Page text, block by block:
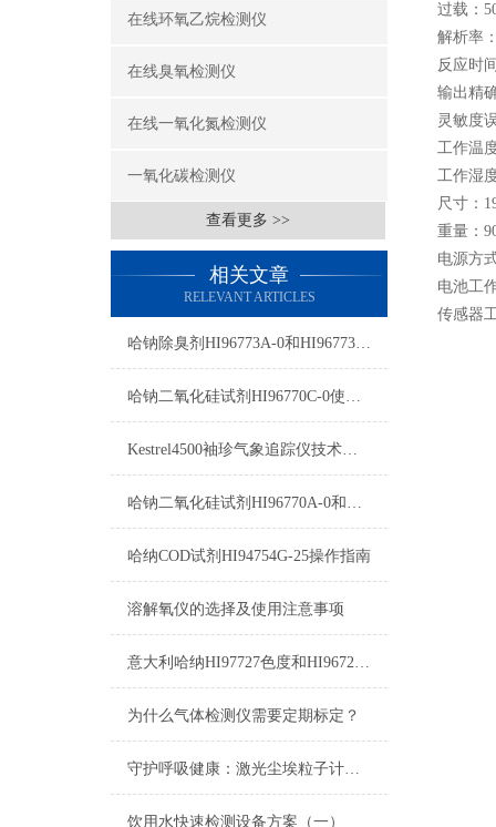
在线环氧乙烷检测仪
在线臭氧检测仪
在线一氧化氮检测仪
一氧化碳检测仪
查看更多 >>
相关文章
RELEVANT ARTICLES
哈钠除臭剂HI96773A-0和HI96773B-0使用方法
哈钠二氧化硅试剂HI96770C-0使用方法
Kestrel4500袖珍气象追踪仪技术参数及测量项目
哈钠二氧化硅试剂HI96770A-0和HI96770B-0使用方法
哈纳COD试剂HI94754G-25操作指南
溶解氧仪的选择及使用注意事项
意大利哈纳HI97727色度和HI96727色度的区别
为什么气体检测仪需要定期标定？
守护呼吸健康：激光尘埃粒子计数器在洁净环境中的应用
饮用水快速检测设备方案（一）
过载：
解析率
反应时
输出精
灵敏度
工作温
工作湿
尺寸：
重量：
电源方
电池工
传感器